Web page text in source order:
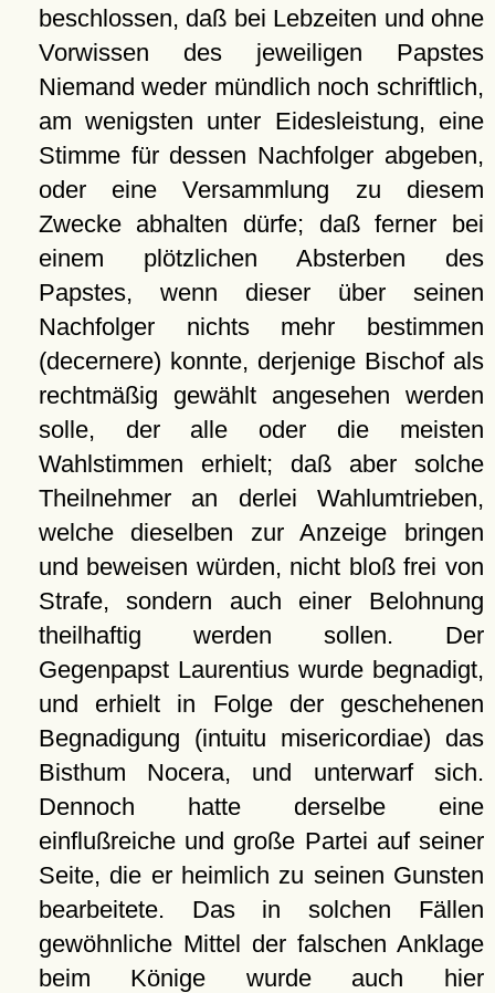
beschlossen, daß bei Lebzeiten und ohne
Vorwissen des jeweiligen Papstes
Niemand weder mündlich noch schriftlich,
am wenigsten unter Eidesleistung, eine
Stimme für dessen Nachfolger abgeben,
oder eine Versammlung zu diesem
Zwecke abhalten dürfe; daß ferner bei
einem plötzlichen Absterben des
Papstes, wenn dieser über seinen
Nachfolger nichts mehr bestimmen
(decernere) konnte, derjenige Bischof als
rechtmäßig gewählt angesehen werden
solle, der alle oder die meisten
Wahlstimmen erhielt; daß aber solche
Theilnehmer an derlei Wahlumtrieben,
welche dieselben zur Anzeige bringen
und beweisen würden, nicht bloß frei von
Strafe, sondern auch einer Belohnung
theilhaftig werden sollen. Der
Gegenpapst Laurentius wurde begnadigt,
und erhielt in Folge der geschehenen
Begnadigung (intuitu misericordiae) das
Bisthum Nocera, und unterwarf sich.
Dennoch hatte derselbe eine
einflußreiche und große Partei auf seiner
Seite, die er heimlich zu seinen Gunsten
bearbeitete. Das in solchen Fällen
gewöhnliche Mittel der falschen Anklage
beim Könige wurde auch hier